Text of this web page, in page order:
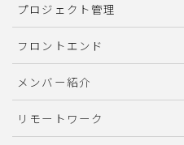
プロジェクト管理
フロントエンド
メンバー紹介
リモートワーク